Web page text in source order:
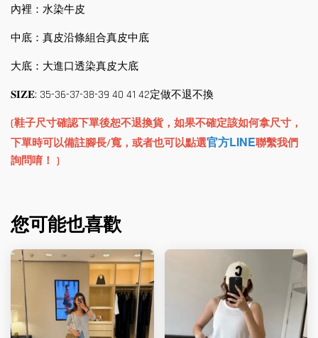
內裡：水染牛皮
中底：真皮沿條組合真皮中底
大底：大進口透染真皮大底
𝐒𝐈𝐙𝐄: 35-36-37-38-39 40 41 42定做不退不換
(鞋子尺寸確認下單後恕不退換貨，如果不確定該如何拿尺寸，
下單時可以備註腳長/寬，或者也可以點選官方LINE聯繫我們
詢問唷！ )
您可能也喜歡